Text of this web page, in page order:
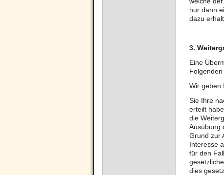
nur dann
dazu
3.
Eine
Wir geben
Sie Ihre
erteilt
die
Ausübung
Grund zur
Interesse
für den
dies